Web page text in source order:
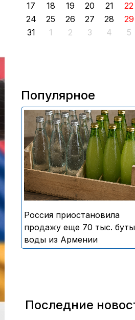
17
18 19 20 21 22
24
25 26 27 28 29
31
1 2 3 4 5
Популярное
В России
продажу более 70
бутылок питьевой
безалкогольных
армянского
Россия приостановила
продажу еще 70 тыс.
воды из Армении
Последние